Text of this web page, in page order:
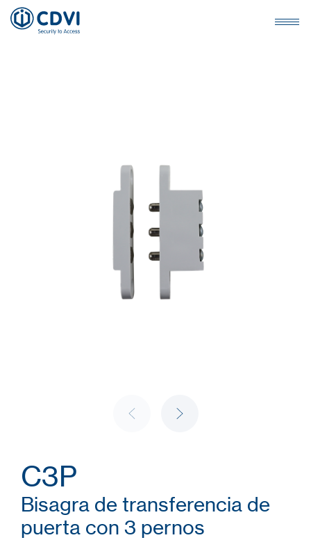
C3P
Bisagra de transferencia de
puerta con 3 pernos